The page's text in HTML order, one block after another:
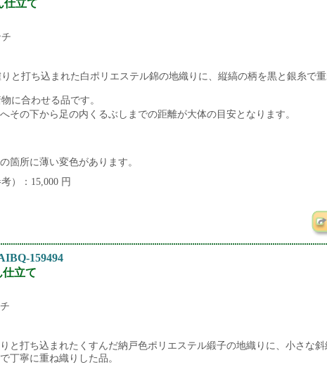
仕立て
と打ち込まれた白ポリエステル錦の地織りに、縦縞の柄を黒と銀糸で重
に合わせる品です。
その下から足の内くるぶしまでの距離が大体の目安となります。
箇所に薄い変色があります。
）：15,000 円
159494
立て
と打ち込まれたくすんだ納戸色ポリエステル緞子の地織りに、小さな
丁寧に重ね織りした品。